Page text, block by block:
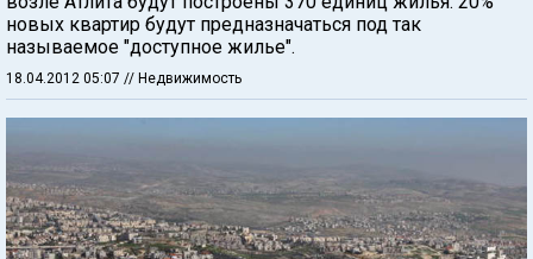
новых квартир будут предназначаться под так
называемое "доступное жилье".
18.04.2012 05:07 // Недвижимость